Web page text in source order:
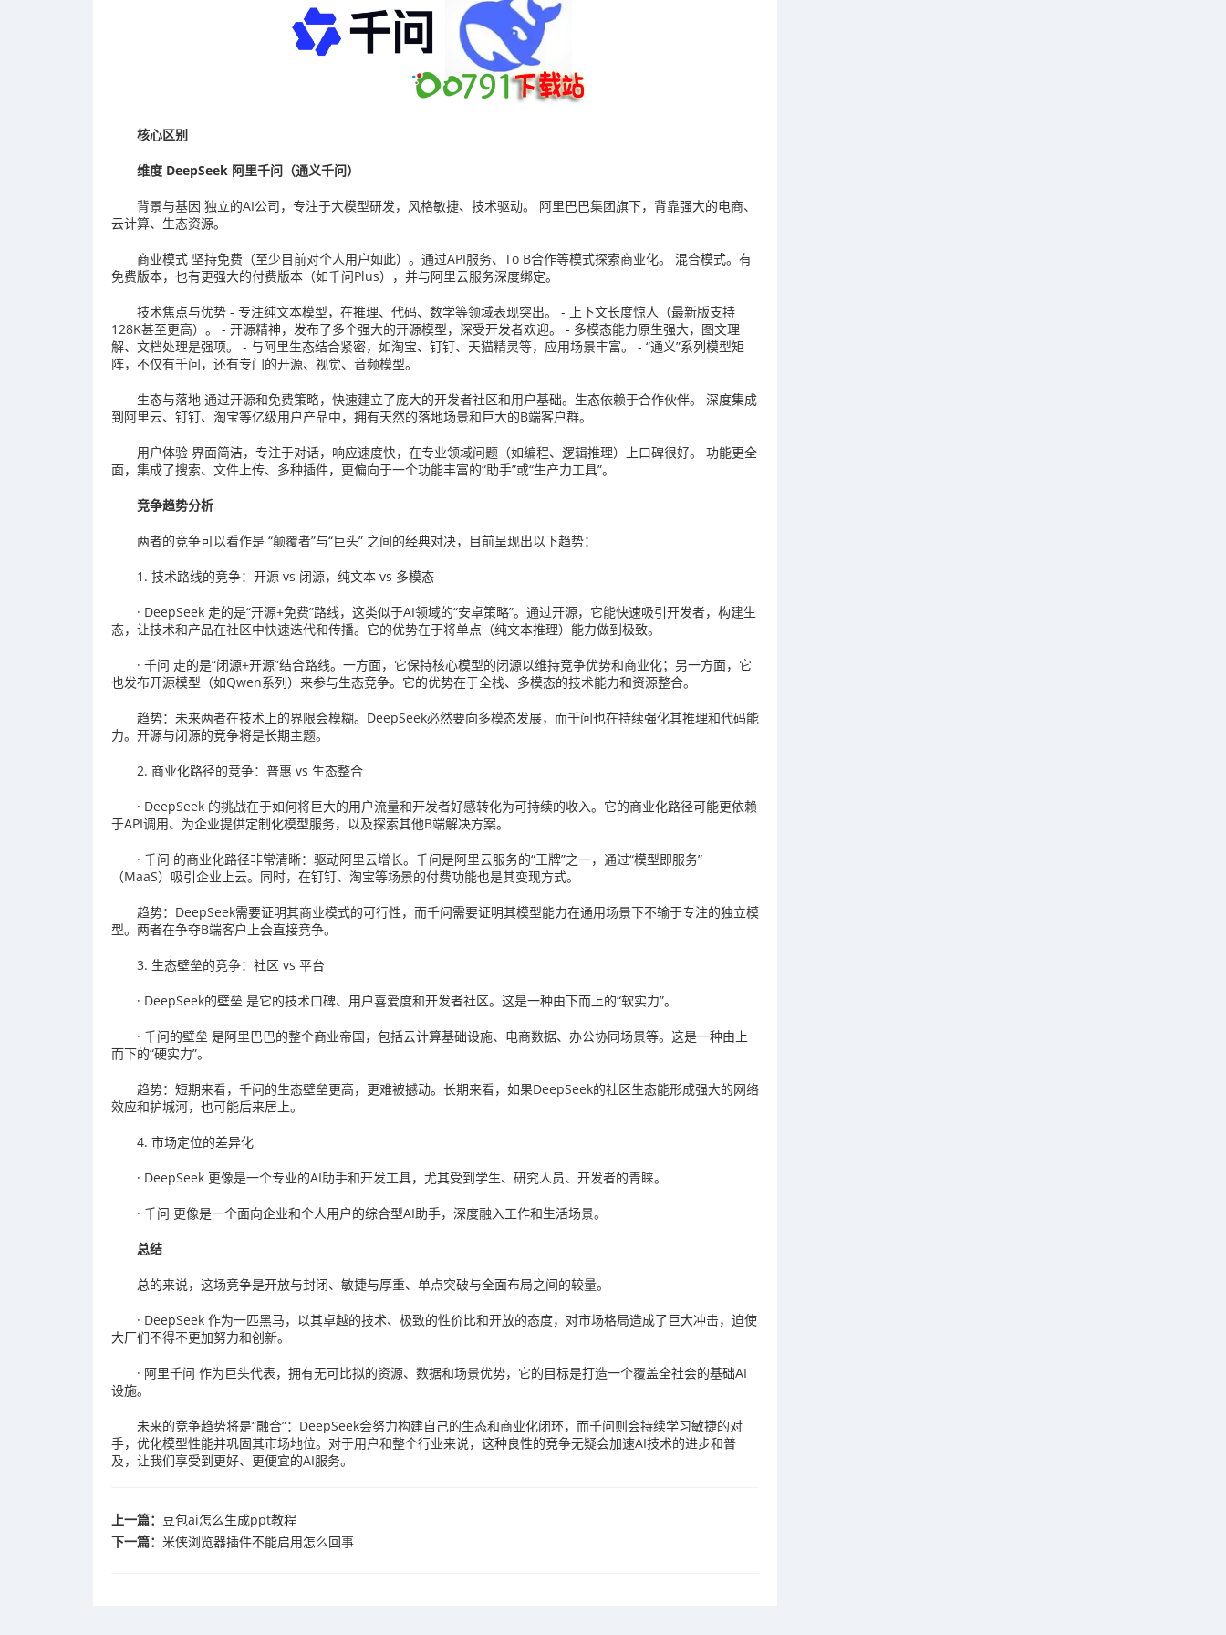
核心区别
维度 DeepSeek 阿里千问（通义千问）
背景与基因 独立的AI公司，专注于大模型研发，风格敏捷、技术驱动。 阿里巴巴集团旗下，背靠强大的电商、
云计算、生态资源。
商业模式 坚持免费（至少目前对个人用户如此）。通过API服务、To B合作等模式探索商业化。 混合模式。有
免费版本，也有更强大的付费版本（如千问Plus），并与阿里云服务深度绑定。
技术焦点与优势 - 专注纯文本模型，在推理、代码、数学等领域表现突出。 - 上下文长度惊人（最新版支持
128K甚至更高）。 - 开源精神，发布了多个强大的开源模型，深受开发者欢迎。 - 多模态能力原生强大，图文理
解、文档处理是强项。 - 与阿里生态结合紧密，如淘宝、钉钉、天猫精灵等，应用场景丰富。 - “通义”系列模型矩
阵，不仅有千问，还有专门的开源、视觉、音频模型。
生态与落地 通过开源和免费策略，快速建立了庞大的开发者社区和用户基础。生态依赖于合作伙伴。 深度集成
到阿里云、钉钉、淘宝等亿级用户产品中，拥有天然的落地场景和巨大的B端客户群。
用户体验 界面简洁，专注于对话，响应速度快，在专业领域问题（如编程、逻辑推理）上口碑很好。 功能更全
面，集成了搜索、文件上传、多种插件，更偏向于一个功能丰富的“助手”或“生产力工具”。
竞争趋势分析
两者的竞争可以看作是 “颠覆者”与“巨头” 之间的经典对决，目前呈现出以下趋势：
1. 技术路线的竞争：开源 vs 闭源，纯文本 vs 多模态
· DeepSeek 走的是“开源+免费”路线，这类似于AI领域的“安卓策略”。通过开源，它能快速吸引开发者，构建生
态，让技术和产品在社区中快速迭代和传播。它的优势在于将单点（纯文本推理）能力做到极致。
· 千问 走的是“闭源+开源”结合路线。一方面，它保持核心模型的闭源以维持竞争优势和商业化；另一方面，它
也发布开源模型（如Qwen系列）来参与生态竞争。它的优势在于全栈、多模态的技术能力和资源整合。
趋势：未来两者在技术上的界限会模糊。DeepSeek必然要向多模态发展，而千问也在持续强化其推理和代码能
力。开源与闭源的竞争将是长期主题。
2. 商业化路径的竞争：普惠 vs 生态整合
· DeepSeek 的挑战在于如何将巨大的用户流量和开发者好感转化为可持续的收入。它的商业化路径可能更依赖
于API调用、为企业提供定制化模型服务，以及探索其他B端解决方案。
· 千问 的商业化路径非常清晰：驱动阿里云增长。千问是阿里云服务的“王牌”之一，通过“模型即服务”
（MaaS）吸引企业上云。同时，在钉钉、淘宝等场景的付费功能也是其变现方式。
趋势：DeepSeek需要证明其商业模式的可行性，而千问需要证明其模型能力在通用场景下不输于专注的独立模
型。两者在争夺B端客户上会直接竞争。
3. 生态壁垒的竞争：社区 vs 平台
· DeepSeek的壁垒 是它的技术口碑、用户喜爱度和开发者社区。这是一种由下而上的“软实力”。
· 千问的壁垒 是阿里巴巴的整个商业帝国，包括云计算基础设施、电商数据、办公协同场景等。这是一种由上
而下的“硬实力”。
趋势：短期来看，千问的生态壁垒更高，更难被撼动。长期来看，如果DeepSeek的社区生态能形成强大的网络
效应和护城河，也可能后来居上。
4. 市场定位的差异化
· DeepSeek 更像是一个专业的AI助手和开发工具，尤其受到学生、研究人员、开发者的青睐。
· 千问 更像是一个面向企业和个人用户的综合型AI助手，深度融入工作和生活场景。
总结
总的来说，这场竞争是开放与封闭、敏捷与厚重、单点突破与全面布局之间的较量。
· DeepSeek 作为一匹黑马，以其卓越的技术、极致的性价比和开放的态度，对市场格局造成了巨大冲击，迫使
大厂们不得不更加努力和创新。
· 阿里千问 作为巨头代表，拥有无可比拟的资源、数据和场景优势，它的目标是打造一个覆盖全社会的基础AI
设施。
未来的竞争趋势将是“融合”：DeepSeek会努力构建自己的生态和商业化闭环，而千问则会持续学习敏捷的对
手，优化模型性能并巩固其市场地位。对于用户和整个行业来说，这种良性的竞争无疑会加速AI技术的进步和普
及，让我们享受到更好、更便宜的AI服务。
上一篇： 豆包ai怎么生成ppt教程
下一篇： 米侠浏览器插件不能启用怎么回事